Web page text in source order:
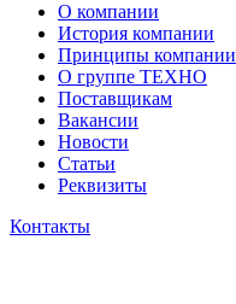
О компании
История компании
Принципы компании
О группе ТЕХНО
Поставщикам
Вакансии
Новости
Статьи
Реквизиты
Контакты